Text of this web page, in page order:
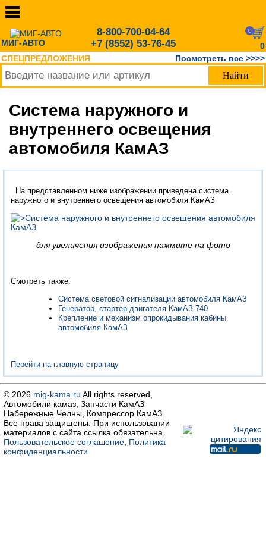
МИГ-АВТО
8-800-700-04-64
+7 (8552) 53-76-45
0
0
СПЕЦПРЕДЛОЖЕНИЯ
Посмотреть все >>>>
Система наружного и
внутреннего освещения
автомобиля КамАЗ
На представленном ниже изображении приведена система
наружного и внутреннего освещения автомобиля КамАЗ
для увеличения изображения нажмите на фото
Смотреть также:
Система световой сигнализации автомобиля КамАЗ
Генератор, стартер двигателя КамАЗ-740
Крепление и механизм опрокидывания кабины
автомобиля КамАЗ
Перейти на главную страницу
© 2026 mig-kama.ru All rights reserved,
Автомобили камаз, Запчасти КамАЗ
Набережные Челны, Компрессор КамАЗ.
Все права защищены. При использовании
материалов с сайта ссылка обязательна.
Пользовательское соглашение Политика
конфиденциальности